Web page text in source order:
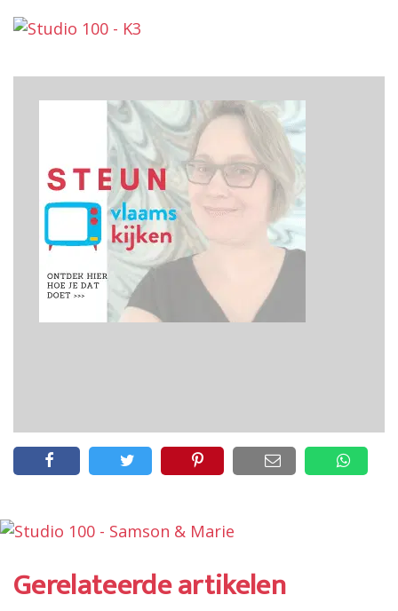
Gerelateerde artikelen